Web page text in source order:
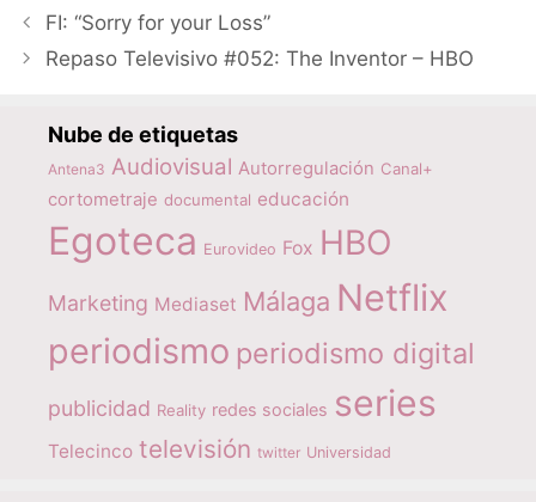
FI: “Sorry for your Loss”
Repaso Televisivo #052: The Inventor – HBO
Nube de etiquetas
Antena3 Audiovisual Autorregulación Canal+
cortometraje documental educación
Egoteca Eurovideo Fox HBO
Marketing Mediaset Málaga Netflix
periodismo periodismo digital
publicidad Reality redes sociales series
Telecinco televisión twitter Universidad